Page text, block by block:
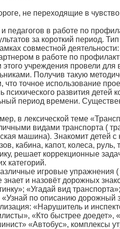
не переходящие в
педагогов в работе по
за короткий период.
совместной деятельности:
в работе по
учреждения провели для
Получив такую
точное использование
развития детей
период времени.
в лексической теме
видами транспорта (
машина). Знакомит детей
кабина, капот, колеса,
решает коррекционные
категорий.
игровые
и назовёт дорожных
«Угадай вид
по описанию дорожный
«Нарушитель и
«Кто быстрее доедет»,
«Автобус», комплексы